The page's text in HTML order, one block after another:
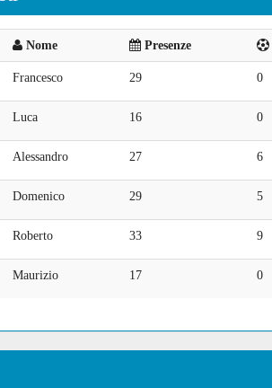
Nome Presenze
Francesco 29 0
Luca 16 0
Alessandro 27 6
Domenico 29 5
Roberto 33 9
Maurizio 17 0